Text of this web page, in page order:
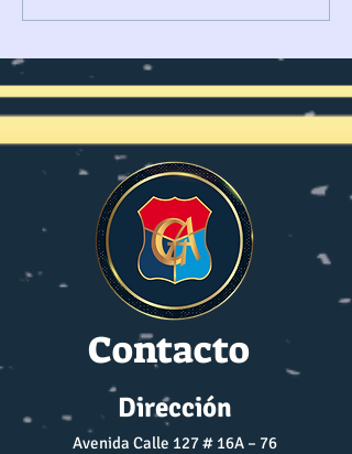
EL ESTRECHO DE
RUTAS MARÍTIMAS
Contacto
Dirección
Avenida Calle 127 # 16A – 76